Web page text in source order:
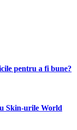
pentru a fi bune?
Skin-urile World